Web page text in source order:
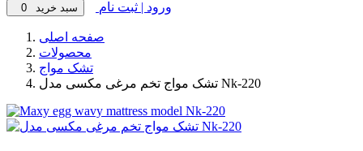
سبد خرید 0 ورود | ثبت نام
صفحه اصلی
محصولات
تشک مواج
تشک مواج تخم مرغی مکسی مدل Nk-220